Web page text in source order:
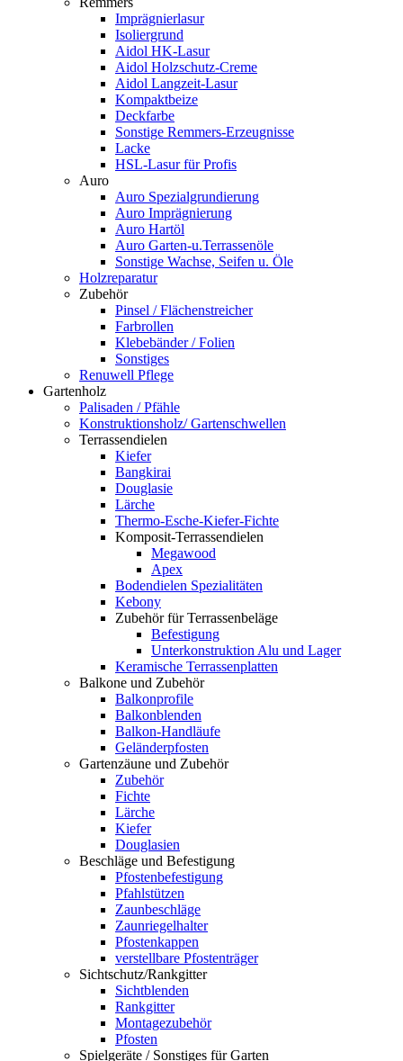
Imprägnierlasur
Isoliergrund
Aidol HK-Lasur
Aidol Holzschutz-Creme
Aidol Langzeit-Lasur
Kompaktbeize
Deckfarbe
Sonstige Remmers-Erzeugnisse
Lacke
HSL-Lasur für Profis
Auro
Auro Spezialgrundierung
Auro Imprägnierung
Auro Hartöl
Auro Garten-u.Terrassenöle
Sonstige Wachse, Seifen u. Öle
Holzreparatur
Zubehör
Pinsel / Flächenstreicher
Farbrollen
Klebebänder / Folien
Sonstiges
Renuwell Pflege
Gartenholz
Palisaden / Pfähle
Konstruktionsholz/ Gartenschwellen
Terrassendielen
Kiefer
Bangkirai
Douglasie
Lärche
Thermo-Esche-Kiefer-Fichte
Komposit-Terrassendielen
Megawood
Apex
Bodendielen Spezialitäten
Kebony
Zubehör für Terrassenbeläge
Befestigung
Unterkonstruktion Alu und Lager
Keramische Terrassenplatten
Balkone und Zubehör
Balkonprofile
Balkonblenden
Balkon-Handläufe
Geländerpfosten
Gartenzäune und Zubehör
Zubehör
Fichte
Lärche
Kiefer
Douglasien
Beschläge und Befestigung
Pfostenbefestigung
Pfahlstützen
Zaunbeschläge
Zaunriegelhalter
Pfostenkappen
verstellbare Pfostenträger
Sichtschutz/Rankgitter
Sichtblenden
Rankgitter
Montagezubehör
Pfosten
Spielgeräte / Sonstiges für Garten